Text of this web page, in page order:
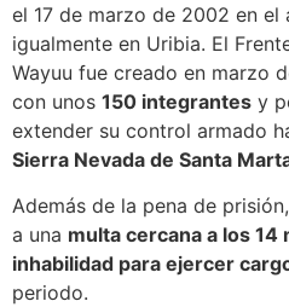
el 17 de marzo de 2002 en el
igualmente en Uribia. El
Wayuu fue creado en marzo
con unos 150 integrantes y
extender su control armado
Sierra Nevada de Santa
Además de la pena de
a una multa cercana a los
inhabilidad para ejercer
periodo.